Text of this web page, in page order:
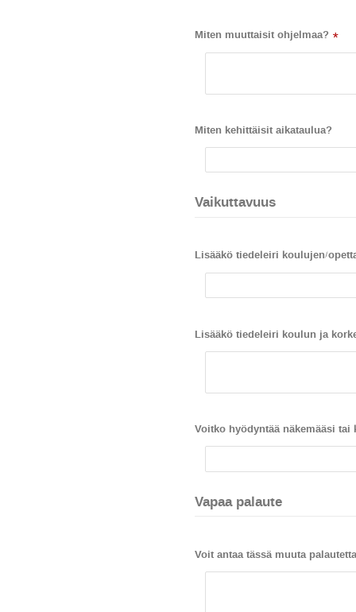
Miten muuttaisit ohjelmaa? *
Miten kehittäisit aikataulua?
Vaikuttavuus
Lisääkö tiedeleiri koulujen/
Lisääkö tiedeleiri koulun ja
Voitko hyödyntää näkemääsi
Vapaa palaute
Voit antaa tässä muuta palautetta